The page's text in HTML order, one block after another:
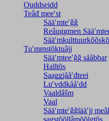
Ouddseidd
Teâđ meeʹst
Sääʹmteʹǧǧ
Reâuggmen
Tuʹmmstõktuâjj
Sääʹmteeʹǧǧ sååbbar
Halltõs
Saaǥǥjååʹđteei
Luʹvddkååʹdd
Vaaldâšm
Vaal
Sääʹmteʹǧǧlääʹjj
saǥstõõllâmõõlǥtõs